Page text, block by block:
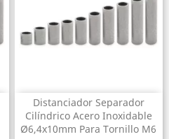
Distanciador Separador
Cilíndrico Acero Inoxidable
Ø6,4x10mm Para Tornillo M6